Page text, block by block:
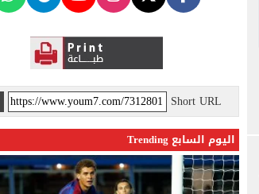
Short URL
اليوم السابع Trending